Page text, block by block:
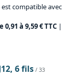
compatible avec
0,91 à 9,59 € TTC |
6 fils / 33